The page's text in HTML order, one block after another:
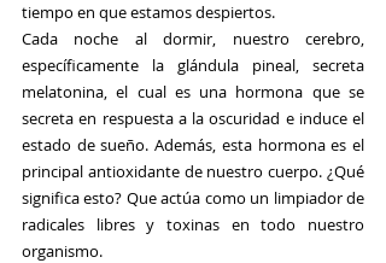
tiempo en que estamos despiertos.
Cada noche al dormir, nuestro cerebro,
específicamente la glándula pineal, secreta
melatonina, el cual es una hormona que se
secreta en respuesta a la oscuridad e induce el
estado de sueño. Además, esta hormona es el
principal antioxidante de nuestro cuerpo. ¿Qué
significa esto? Que actúa como un limpiador de
radicales libres y toxinas en todo nuestro
organismo.